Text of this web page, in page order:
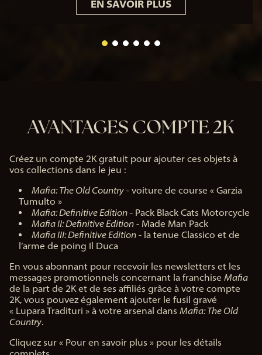
EN SAVOIR PLUS
AVANTAGES COMPTE 2K
Créez un compte 2K gratuit pour ajouter ces objets à
vos collections dans le jeu :
Mafia: The Old Country - voiture de course « Garzia
Tumulto »
Mafia: Definitive Edition - Pack Black Cats Motorcycle
Mafia II: Definitive Edition - Made Man Pack
Mafia III: Definitive Edition - la tenue Classico et de
l’arme de poing Il Duca
En vous abonnant pour recevoir les newsletters et les
messages promotionnels concernant la franchise Mafia
de la part de 2K et de ses affiliés grâce à votre compte
2K, vous pouvez également ajouter le fusil gravé
« Lupara Tradituri » à votre arsenal dans Mafia: The Old
Country.
Cliquez sur « Pour en savoir plus » pour les détails